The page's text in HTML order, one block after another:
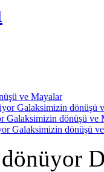
ve Mayalar
Galaksimizin dönüşü
Galaksimizin dönüşü ve
Galaksimizin dönüşü